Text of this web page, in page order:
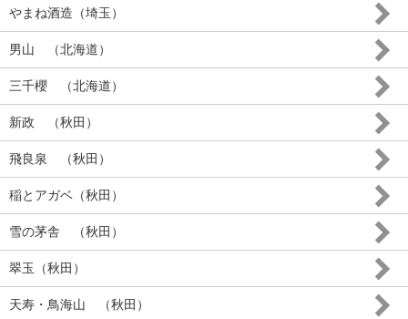
やまね酒造（埼玉）
男山 （北海道）
三千櫻 （北海道）
新政 （秋田）
飛良泉 （秋田）
稲とアガベ（秋田）
雪の茅舎 （秋田）
翠玉（秋田）
天寿・鳥海山 （秋田）